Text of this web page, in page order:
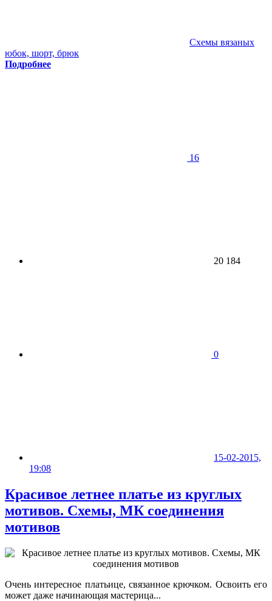
Схемы вязаных
юбок, шорт, брюк
Подробнее
16
20 184
0
15-02-2015,
19:08
Красивое летнее платье из круглых
мотивов. Схемы, МК соединения
мотивов
Очень интересное платьице, связанное крючком. Освоить его
может даже начинающая мастерица...